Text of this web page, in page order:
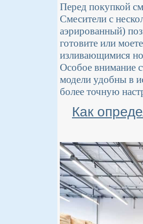
Перед покупкой
Смесители с
аэрированный)
готовите или
изливающимися
Особое внимание
модели удобны в
более точную
Как